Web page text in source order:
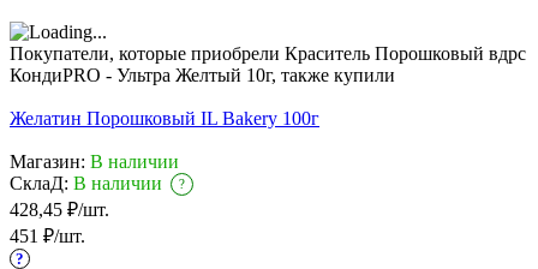
Покупатели, которые приобрели Краситель Порошковый вдрс
КондиPRO - Ультра Желтый 10г, также купили
Желатин Порошковый IL Bakery 100г
Магазин: В наличии
СклаД: В наличии ?
428,45 ₽/шт.
451 ₽/шт.
?